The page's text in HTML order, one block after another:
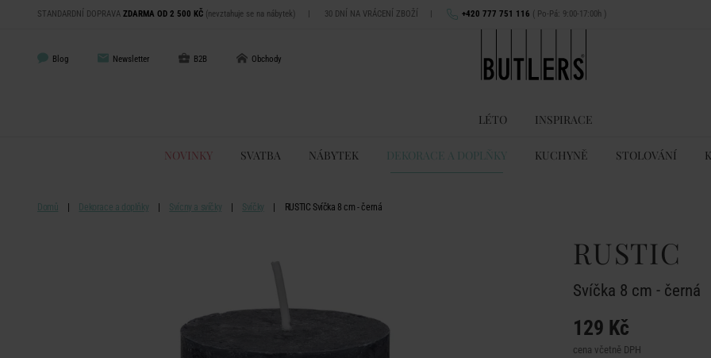
STANDARDNÍ DOPRAVA ZDARMA OD 2 500 KČ (nevztahuje se na nábytek) | 30 DNÍ NA VRÁCENÍ ZBOŽÍ | +420 777 751 116 ( Po-Pá: 9:00-17:00h )
Blog Newsletter B2B Obchody
LÉTO INSPIRACE
NOVINKY SVATBA NÁBYTEK DEKORACE A DOPLŇKY KUCHYNĚ STOLOVÁNÍ
Domů Dekorace a doplňky Svícny a svíčky Svíčky RUSTIC Svíčka 8 cm - černá
RUSTIC
Svíčka 8 cm - černá
129 Kč
cena včetně DPH